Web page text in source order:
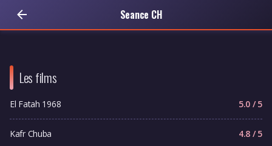
Seance CH
Les films
El Fatah 1968 5.0 / 5
Kafr Chuba 4.8 / 5